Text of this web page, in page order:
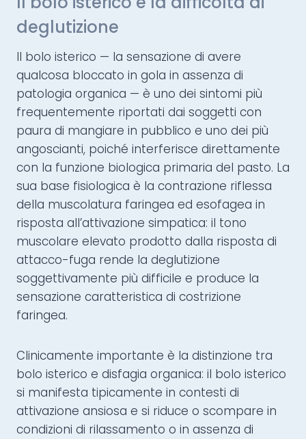
deglutizione
Il bolo isterico — la sensazione di avere
qualcosa bloccato in gola in assenza di
patologia organica — è uno dei sintomi più
frequentemente riportati dai soggetti con
paura di mangiare in pubblico e uno dei più
angoscianti, poiché interferisce direttamente
con la funzione biologica primaria del pasto. La
sua base fisiologica è la contrazione riflessa
della muscolatura faringea ed esofagea in
risposta all’attivazione simpatica: il tono
muscolare elevato prodotto dalla risposta di
attacco-fuga rende la deglutizione
soggettivamente più difficile e produce la
sensazione caratteristica di costrizione
faringea.
Clinicamente importante è la distinzione tra
bolo isterico e disfagia organica: il bolo isterico
si manifesta tipicamente in contesti di
attivazione ansiosa e si riduce o scompare in
condizioni di rilassamento o in assenza di